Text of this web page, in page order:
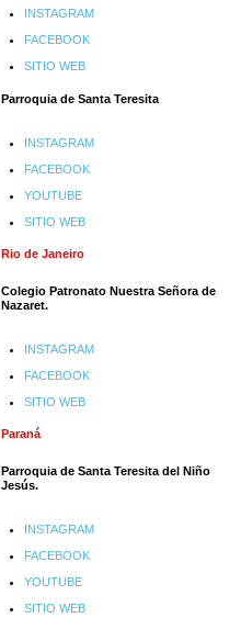
INSTAGRAM
FACEBOOK
SITIO WEB
Parroquia de Santa Teresita
INSTAGRAM
FACEBOOK
YOUTUBE
SITIO WEB
Rio de Janeiro
Colegio Patronato Nuestra Señora de
Nazaret.
INSTAGRAM
FACEBOOK
SITIO WEB
Paraná
Parroquia de Santa Teresita del Niño
Jesús.
INSTAGRAM
FACEBOOK
YOUTUBE
SITIO WEB